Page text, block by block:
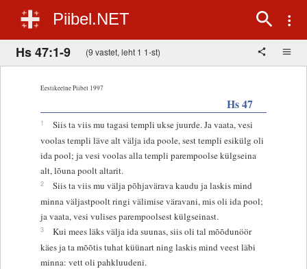
Piibel.NET
Hs 47:1-9 (9 vastet, leht 1 1-st)
Eestikeelne Piibel 1997
Hs 47
1
Siis ta viis mu tagasi templi ukse juurde. Ja vaata, vesi
voolas templi läve alt välja ida poole, sest templi esikülg oli
ida pool; ja vesi voolas alla templi parempoolse külgseina
alt, lõuna poolt altarit.
2
Siis ta viis mu välja põhjavärava kaudu ja laskis mind
minna väljastpoolt ringi välimise väravani, mis oli ida pool;
ja vaata, vesi vulises parempoolsest külgseinast.
3
Kui mees läks välja ida suunas, siis oli tal mõõdunöör
käes ja ta mõõtis tuhat küünart ning laskis mind veest läbi
minna: vett oli pahkluudeni.